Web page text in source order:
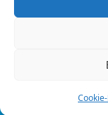
Buchungen
mehr möglich.
© 2026 -